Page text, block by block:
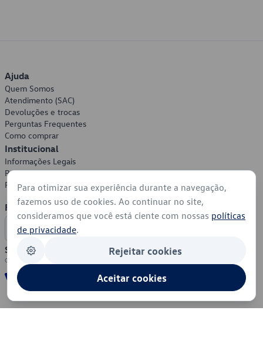
Ajuda
Quem Somos
Atendimento (SAC)
Devoluções e trocas
Perguntas Frequentes
Como comprar
Institucional
Informações Legais
Política de Privacidade
Política de Cookies
Formas de Pagamento
Segurança
Para otimizar sua experiência durante a navegação,
fazemos uso de cookies. Ao continuar no site,
consideramos que você está ciente com nossas políticas
de privacidade.
Rejeitar cookies
Aceitar cookies